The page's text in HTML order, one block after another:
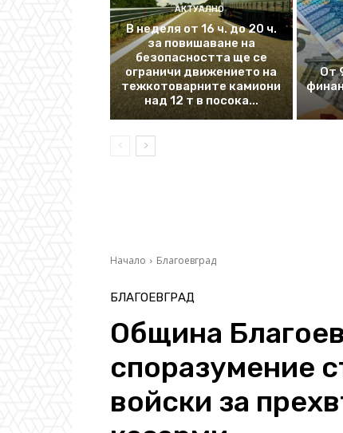
АКТУАЛНО
В неделя от 16 ч. до 20 ч.
за повишаване на
безопасността ще се
ограничи движението на
тежкотоварните камиони
над 12 т в посока...
От